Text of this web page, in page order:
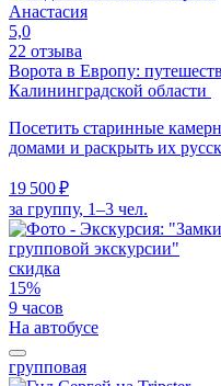
Анастасия
5,0
22 отзыва
Ворота в Европу:
Калининградской области
Посетить старинные
домами и раскрыть их
19 500 ₽
за группу, 1–3 чел.
скидка
15%
9 часов
На автобусе
групповая